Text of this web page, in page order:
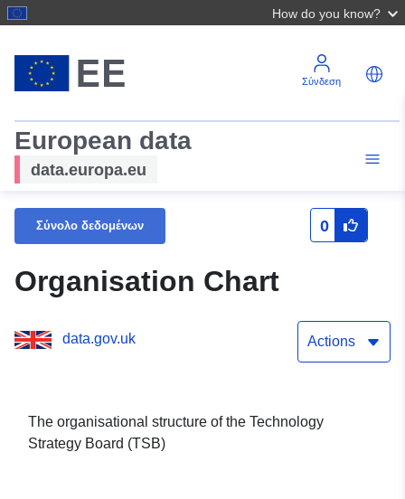
How do you know?
Σύνδεση
European data
data.europa.eu
Σύνολο δεδομένων 0
Organisation Chart
data.gov.uk Actions
The organisational structure of the Technology
Strategy Board (TSB)